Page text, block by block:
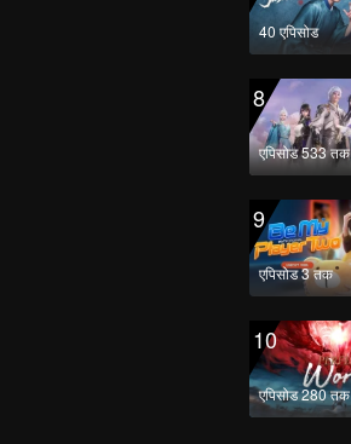
40 एपिसोड
8
एपिसोड 533 तक
9
एपिसोड 3 तक
10
एपिसोड 280 तक